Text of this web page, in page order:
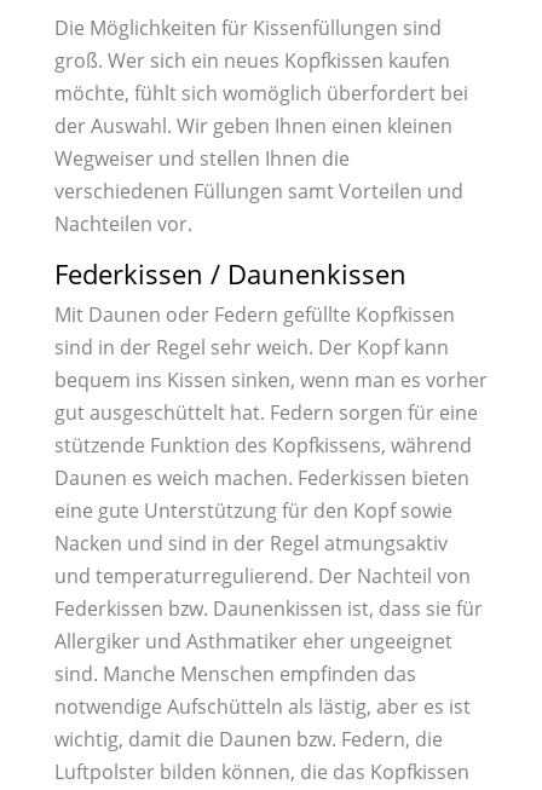
Die Möglichkeiten für Kissenfüllungen sind
groß. Wer sich ein neues Kopfkissen kaufen
möchte, fühlt sich womöglich überfordert bei
der Auswahl. Wir geben Ihnen einen kleinen
Wegweiser und stellen Ihnen die
verschiedenen Füllungen samt Vorteilen und
Nachteilen vor.
Federkissen / Daunenkissen
Mit Daunen oder Federn gefüllte Kopfkissen
sind in der Regel sehr weich. Der Kopf kann
bequem ins Kissen sinken, wenn man es vorher
gut ausgeschüttelt hat. Federn sorgen für eine
stützende Funktion des Kopfkissens, während
Daunen es weich machen. Federkissen bieten
eine gute Unterstützung für den Kopf sowie
Nacken und sind in der Regel atmungsaktiv
und temperaturregulierend. Der Nachteil von
Federkissen bzw. Daunenkissen ist, dass sie für
Allergiker und Asthmatiker eher ungeeignet
sind. Manche Menschen empfinden das
notwendige Aufschütteln als lästig, aber es ist
wichtig, damit die Daunen bzw. Federn, die
Luftpolster bilden können, die das Kopfkissen